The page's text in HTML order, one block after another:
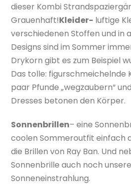
dieser Kombi
Grauenhaft!Kleider- luftige
verschiedenen Stoffen und in
Designs sind im Sommer
Drykorn gibt es zum Beispiel
Das tolle: figurschmeichelnde
paar Pfunde „wegzaubern“
Dresses betonen den Körper.
Sonnenbrillen– eine
coolen Sommeroutfit einfach
die Brillen von Ray Ban. Und
Sonnenbrille auch noch
Sonneneinstrahlung.